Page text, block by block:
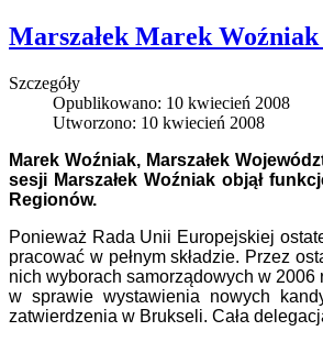
Marszałek Marek
Szczegóły
Opublikowano: 10 kwiecień 2008
Utworzono: 10 kwiecień 2008
Marek Woźniak, Marszałek
sesji Marszałek Woźniak objął
Regionów.
Ponieważ Rada Unii Europejskiej
pracować w pełnym składzie. Przez
nich wyborach samorządowych w
w sprawie wystawienia nowych
zatwierdzenia w Brukseli. Cała